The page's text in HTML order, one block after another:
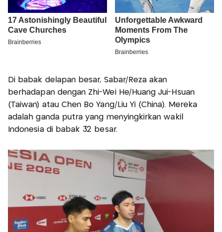
Di babak delapan besar, Sabar/Reza akan
berhadapan dengan Zhi-Wei He/Huang Jui-Hsuan
(Taiwan) atau Chen Bo Yang/Liu Yi (China). Mereka
adalah ganda putra yang menyingkirkan wakil
Indonesia di babak 32 besar.